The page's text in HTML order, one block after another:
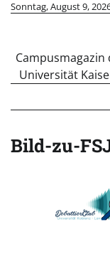
SkipSonntag, August 9,
Campusmagazin
Universität
Bild-zu-